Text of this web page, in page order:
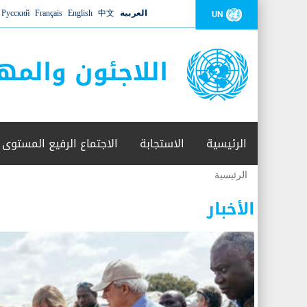
UN العربية 中文
English
Français
Русский
اللاجئون
الرئيسية الاستجابة الاجتماع الرفيع المستوى
أنت
هنا
الرئيسية
الأخبار
06 نوفمبر 2018 -
أعلنت مفوضية الأمم المتحدة السامية لشؤون اللاجئين عن ارتفاع عدد الأشخاص الذين